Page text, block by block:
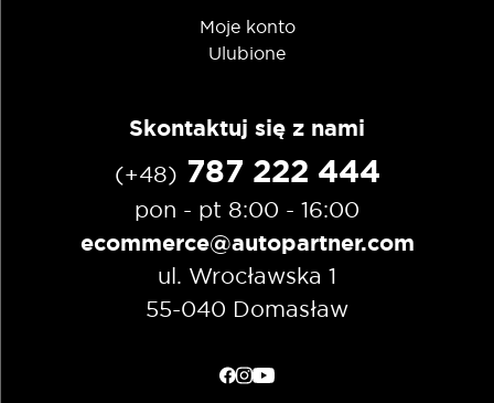
Moje konto
Ulubione
Skontaktuj się z nami
(+48) 787 222 444
pon - pt 8:00 - 16:00
ecommerce@autopartner.com
ul. Wrocławska 1
55-040 Domasław